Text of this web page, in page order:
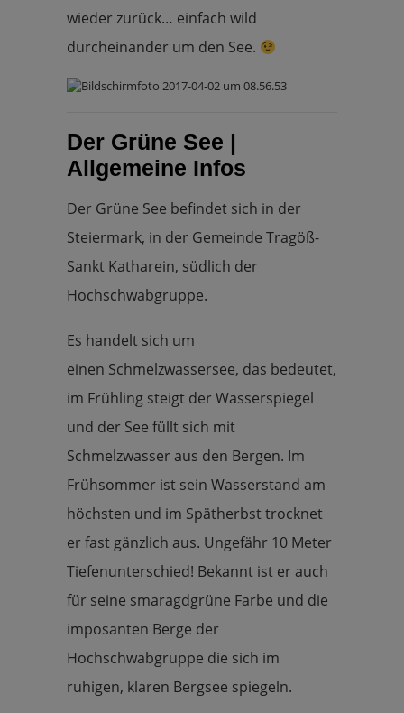
wieder zurück… einfach wild
durcheinander um den See.
Der Grüne See |
Allgemeine Infos
Der Grüne See befindet sich in der
Steiermark, in der Gemeinde Tragöß-
Sankt Katharein, südlich der
Hochschwabgruppe.
Es handelt sich um
einen Schmelzwassersee, das bedeutet,
im Frühling steigt der Wasserspiegel
und der See füllt sich mit
Schmelzwasser aus den Bergen. Im
Frühsommer ist sein Wasserstand am
höchsten und im Spätherbst trocknet
er fast gänzlich aus. Ungefähr 10 Meter
Tiefenunterschied! Bekannt ist er auch
für seine smaragdgrüne Farbe und die
imposanten Berge der
Hochschwabgruppe die sich im
ruhigen, klaren Bergsee spiegeln.